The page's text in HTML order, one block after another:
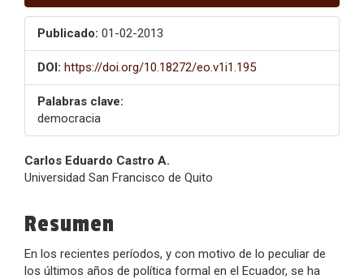
Publicado: 01-02-2013
DOI: https://doi.org/10.18272/eo.v1i1.195
Palabras clave:
democracia
Contenido
del
artículo
Carlos Eduardo Castro A.
Universidad San Francisco de Quito
Resumen
En los recientes períodos, y con motivo de lo peculiar de
los últimos años de política formal en el Ecuador, se ha